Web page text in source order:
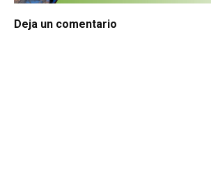
Deja un comentario